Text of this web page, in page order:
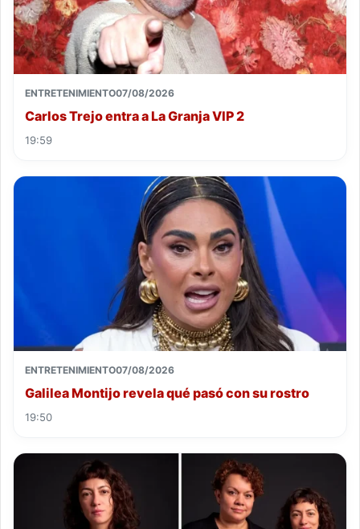
ENTRETENIMIENTO07/08/2026
Carlos Trejo entra a La Granja VIP 2
19:59
ENTRETENIMIENTO07/08/2026
Galilea Montijo revela qué pasó con su rostro
19:50